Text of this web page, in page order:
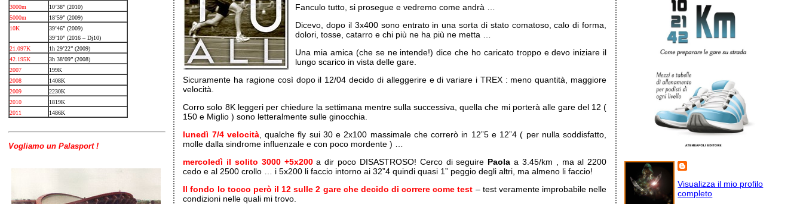
3000m
10’38” (2010)
5000m
18’59” (2009)
10K
39’46” (2009)
39’10” (2016 – Dj10)
21.097K
1h 29’22” (2009)
42.195K
3h 38’09” (2008)
2007
199K
2008
1408K
2009
2230K
2010
1819K
2011
1486K
Vogliamo un Palasport !
Fanculo tutto, si prosegue e vedremo come andrà …
Dicevo, dopo il 3x400 sono entrato in una sorta di stato comatoso, calo di forma,
dolori, tosse, catarro e chi più ne ha più ne metta …
Una mia amica (che se ne intende!) dice che ho caricato troppo e devo iniziare il
lungo scarico in vista delle gare.
Sicuramente ha ragione così dopo il 12/04 decido di alleggerire e di variare i TREX : meno quantità, maggiore
velocità.
Corro solo 8K leggeri per chiedure la settimana mentre sulla successiva, quella che mi porterà alle gare del 12 (
150 e Miglio ) sono letteralmente sulle ginocchia.
lunedì 7/4 velocità, qualche fly sui 30 e 2x100 massimale che correrò in 12”5 e 12”4 ( per nulla soddisfatto,
molle dalla sindrome influenzale e con poco mordente ) …
mercoledì il solito 3000 +5x200a dir poco DISASTROSO! Cerco di seguire Paola a 3.45/km , ma al 2200
cedo e al 2500 crollo … i 5x200 li faccio intorno ai 32”4 quindi quasi 1” peggio degli altri, ma almeno li faccio!
Il fondo lo tocco però il 12 sulle 2 gare che decido di correre come test – test veramente improbabile nelle
condizioni nelle quali mi trovo.
Visualizza il mio profilo
completo